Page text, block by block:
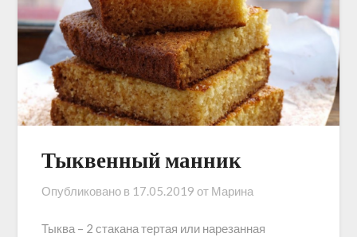
Тыквенный манник
Опубликовано в 17.05.2019 от Марина
Тыква – 2 стакана тертая или нарезанная